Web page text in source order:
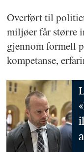
Overført til
miljøer får større
gjennom formell
kompetanse,